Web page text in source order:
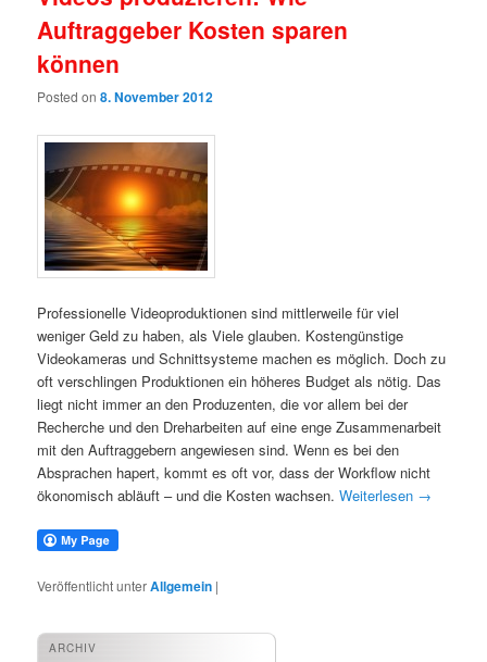
Auftraggeber Kosten sparen
können
Posted on8. November 2012
Professionelle Videoproduktionen sind mittlerweile für viel
weniger Geld zu haben, als Viele glauben. Kostengünstige
Videokameras und Schnittsysteme machen es möglich. Doch zu
oft verschlingen Produktionen ein höheres Budget als nötig. Das
liegt nicht immer an den Produzenten, die vor allem bei der
Recherche und den Dreharbeiten auf eine enge Zusammenarbeit
mit den Auftraggebern angewiesen sind. Wenn es bei den
Absprachen hapert, kommt es oft vor, dass der Workflow nicht
ökonomisch abläuft – und die Kosten wachsen.Weiterlesen →
Veröffentlicht unterAllgemein |
ARCHIV